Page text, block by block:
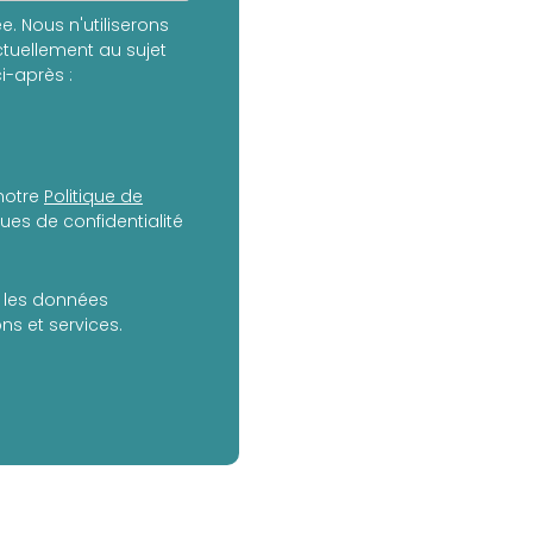
Nous n'utiliserons
au sujet
après :
Politique de
de confidentialité
données
et services.